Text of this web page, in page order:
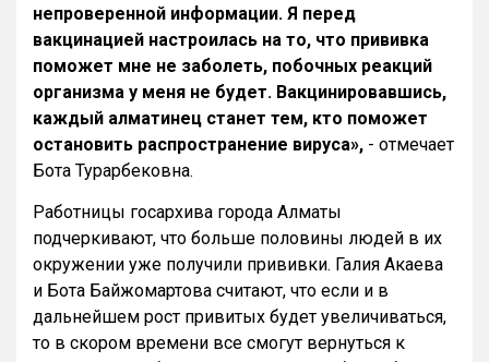
непроверенной информации. Я перед
вакцинацией настроилась на то, что прививка
поможет мне не заболеть, побочных реакций
организма у меня не будет. Вакцинировавшись,
каждый алматинец станет тем, кто поможет
остановить распространение вируса», - отмечает
Бота Турарбековна.
Работницы госархива города Алматы
подчеркивают, что больше половины людей в их
окружении уже получили прививки. Галия Акаева
и Бота Байжомартова считают, что если и в
дальнейшем рост привитых будет увеличиваться,
то в скором времени все смогут вернуться к